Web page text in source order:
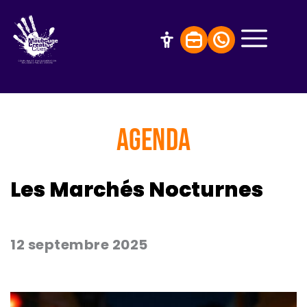
AGENDA
Les Marchés Nocturnes
12 septembre 2025